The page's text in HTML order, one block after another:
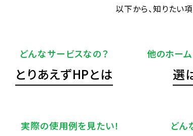
以下から、知りたい
どんなサービスなの？
とりあえずHPとは
他のホー
選
実際の使用例を見たい！ どん